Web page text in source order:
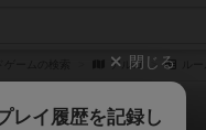
アルゴ閉じる
レイ履歴を記録し